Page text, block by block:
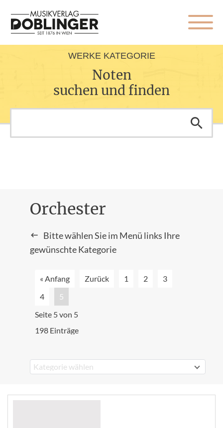
WERKE KATEGORIE
Noten
suchen und finden
Orchester
Bitte wählen Sie im Menü links Ihre
gewünschte Kategorie
« Anfang Zurück 1 2
3
4
5
Seite 5 von 5
198 Einträge
Kategorie wählen